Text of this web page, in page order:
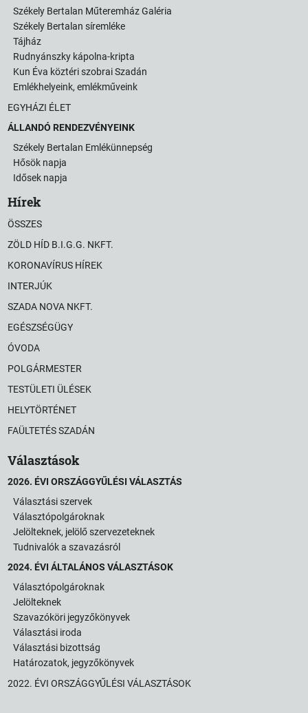
Székely Bertalan Műteremház Galéria
Székely Bertalan síremléke
Tájház
Rudnyánszky kápolna-kripta
Kun Éva köztéri szobrai Szadán
Emlékhelyeink, emlékműveink
EGYHÁZI ÉLET
ÁLLANDÓ RENDEZVÉNYEINK
Székely Bertalan Emlékünnepség
Hősök napja
Idősek napja
Hírek
ÖSSZES
ZÖLD HÍD B.I.G.G. NKFT.
KORONAVÍRUS HÍREK
INTERJÚK
SZADA NOVA NKFT.
EGÉSZSÉGÜGY
ÓVODA
POLGÁRMESTER
TESTÜLETI ÜLÉSEK
HELYTÖRTÉNET
FAÜLTETÉS SZADÁN
Választások
2026. ÉVI ORSZÁGGYŰLÉSI VÁLASZTÁS
Választási szervek
Választópolgároknak
Jelölteknek, jelölő szervezeteknek
Tudnivalók a szavazásról
2024. ÉVI ÁLTALÁNOS VÁLASZTÁSOK
Választópolgároknak
Jelölteknek
Szavazóköri jegyzőkönyvek
Választási iroda
Választási bizottság
Határozatok, jegyzőkönyvek
2022. ÉVI ORSZÁGGYŰLÉSI VÁLASZTÁSOK